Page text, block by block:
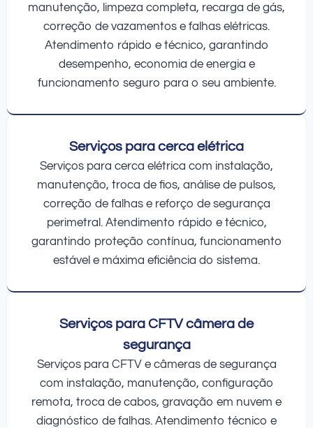
manutenção, limpeza completa, recarga de gás,
correção de vazamentos e falhas elétricas.
Atendimento rápido e técnico, garantindo
desempenho, economia de energia e
funcionamento seguro para o seu ambiente.
Serviços para cerca elétrica
Serviços para cerca elétrica com instalação,
manutenção, troca de fios, análise de pulsos,
correção de falhas e reforço de segurança
perimetral. Atendimento rápido e técnico,
garantindo proteção contínua, funcionamento
estável e máxima eficiência do sistema.
Serviços para CFTV câmera de
segurança
Serviços para CFTV e câmeras de segurança
com instalação, manutenção, configuração
remota, troca de cabos, gravação em nuvem e
diagnóstico de falhas. Atendimento técnico e